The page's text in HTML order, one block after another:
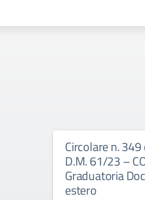
Circolare n.
D.M. 61/23 –
Graduatoria
estero